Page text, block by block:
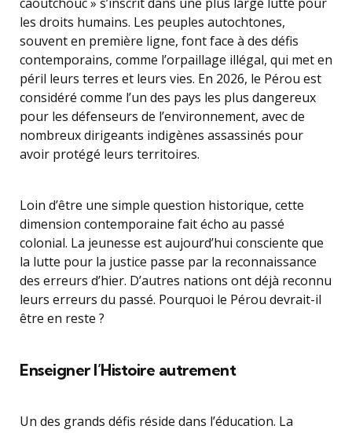
les droits humains. Les peuples autochtones,
souvent en première ligne, font face à des défis
contemporains, comme l’orpaillage illégal, qui met en
péril leurs terres et leurs vies. En 2026, le Pérou est
considéré comme l’un des pays les plus dangereux
pour les défenseurs de l’environnement, avec de
nombreux dirigeants indigènes assassinés pour
avoir protégé leurs territoires.
Loin d’être une simple question historique, cette
dimension contemporaine fait écho au passé
colonial. La jeunesse est aujourd’hui consciente que
la lutte pour la justice passe par la reconnaissance
des erreurs d’hier. D’autres nations ont déjà reconnu
leurs erreurs du passé. Pourquoi le Pérou devrait-il
être en reste ?
Enseigner l’Histoire autrement
Un des grands défis réside dans l’éducation. La